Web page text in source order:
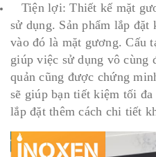
Tiện lợi: Thiết kế mặt
sử dụng. Sản phẩm lắp đặt
vào đó là mặt gương. Cấu
giúp việc sử dụng vô cùng
quản cũng được chứng
sẽ giúp bạn tiết kiệm tối
lắp đặt thêm cách chi tiết